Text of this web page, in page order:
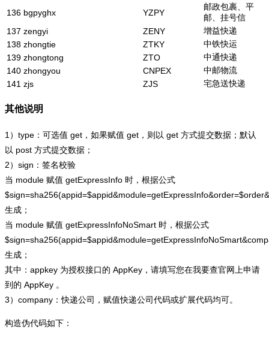
136 bgpyghx YZPY
邮政包裹、平
邮、挂号信
137 zengyi ZENY
增益快递
138 zhongtie ZTKY
中铁快运
139 zhongtong ZTO
中通快递
140 zhongyou CNPEX
中邮物流
141 zjs ZJS 宅急送快递
其他说明
1）type：可选值 get，如果赋值 get，则以 get 方式提交数据；默认
以 post 方式提交数据；
2）sign：签名校验
当 module 赋值 getExpressInfo 时，根据公式
生成；
当 module 赋值 getExpressInfoNoSmart 时，根据公式
生成；
其中：appkey 为授权接口的 AppKey，请填写您在我要查官网上申请
到的 AppKey 。
3）company：快递公司，赋值快递公司代码或扩展代码均可。
构造伪代码如下：